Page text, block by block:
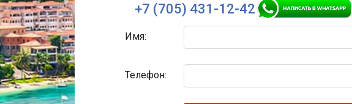
+7 (705) 431-12-42
Имя:
Телефон: